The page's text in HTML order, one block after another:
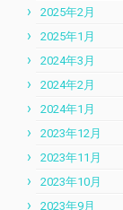
2025年2月
2025年1月
2024年3月
2024年2月
2024年1月
2023年12月
2023年11月
2023年10月
2023年9月